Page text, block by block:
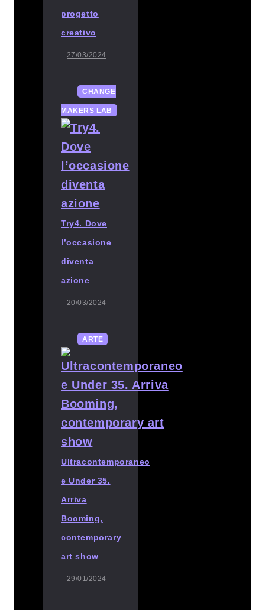
progetto
creativo
27/03/2024
CHANGE
MAKERS LAB
Try4. Dove
l’occasione
diventa
azione
20/03/2024
ARTE
Ultracontemporaneo
e Under 35.
Arriva
Booming,
contemporary
art show
29/01/2024